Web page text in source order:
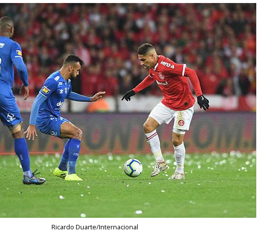
Ricardo Duarte/Internacional